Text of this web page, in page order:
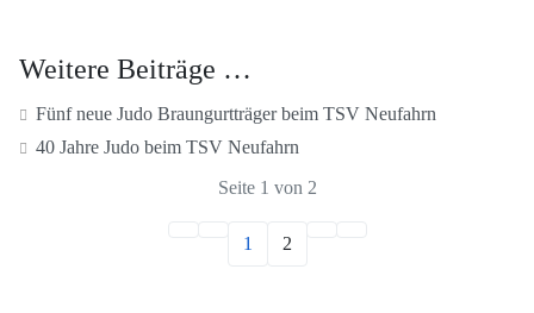
Weitere Beiträge …
Fünf neue Judo Braungurtträger beim TSV Neufahrn
40 Jahre Judo beim TSV Neufahrn
Seite 1 von 2
1 2